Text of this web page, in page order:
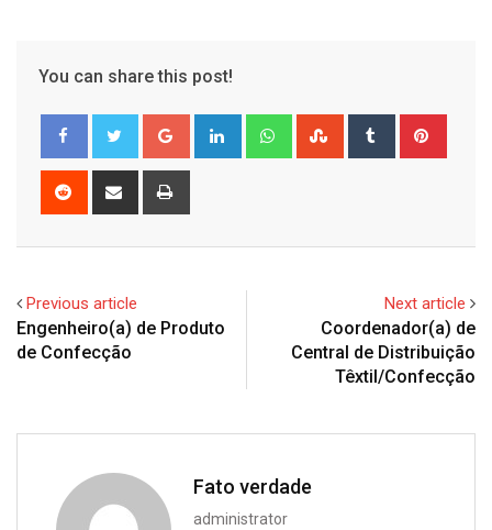
You can share this post!
Google+ LinkedIn WhatsappStumbleUpon
Tumblr
Reddit
Share
Previous article
Engenheiro(a) de Produto
de Confecção
Next article
Coordenador(a) de
Central de Distribuição
Têxtil/Confecção
Fato verdade
administrator